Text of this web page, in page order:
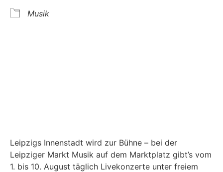
Musik
Leipzigs Innenstadt wird zur Bühne – bei der
Leipziger Markt Musik auf dem Marktplatz gibt’s vom
1. bis 10. August täglich Livekonzerte unter freiem